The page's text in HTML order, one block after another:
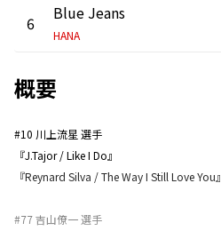
6 Blue Jeans
HANA
概要
#10 川上流星 選手
『J.Tajor / Like I Do』
『Reynard Silva / The Way I Still Love You』
#77 吉山僚一 選手